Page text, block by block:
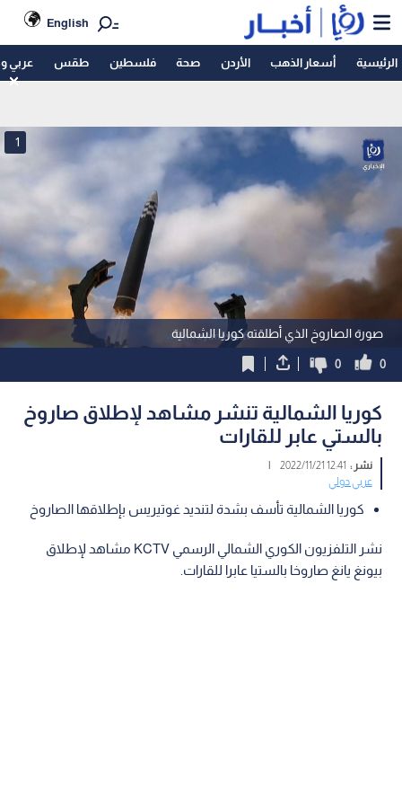
English
الرئيسية أسعار الذهب الأردن صحة فلسطين طقس عربي
صورة الصاروخ الذي أطلقته كوريا الشمالية
1
0
0
كوريا الشمالية تنشر مشاهد لإطلاق صاروخ
بالستي عابر للقارات
نشر : 12:41 2022/11/21
|
عربي دولي
كوريا الشمالية تأسف بشدة لتنديد غوتيريس بإطلاقها الصاروخ
نشر التلفزيون الكوري الشمالي الرسمي KCTV مشاهد لإطلاق
بيونغ يانغ صاروخا بالستيا عابرا للقارات.